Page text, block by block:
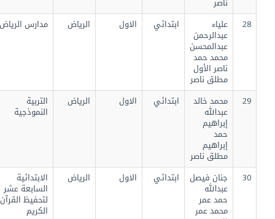
علياء
عبدالرحمن
عبدالمحسن
محمد حمد
ناصر الأول
مطلق ناصر
ابتدائي الاول الرياض مدارس الرياض
محمد خالد
عبدالله
إبراهيم
إبراهيم
مطلق ناصر
ابتدائي الاول الرياض التربية
النموذجية
جنان فيصل
عبدالله
حمد عمر
محمد عمر
ابتدائي الاول الرياض الابتدائية
السابعة عشر
لتحفيظ القرآن
الكريم